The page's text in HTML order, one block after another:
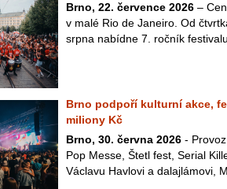
Brno, 22. července 2026 –
v malé Rio de Janeiro. Od
srpna nabídne 7. ročník
Brno podpoří kulturní akce,
miliony Kč
Brno, 30. června 2026 -
Pop Messe, Štetl fest, Serial
Václavu Havlovi a dalajlámovi,